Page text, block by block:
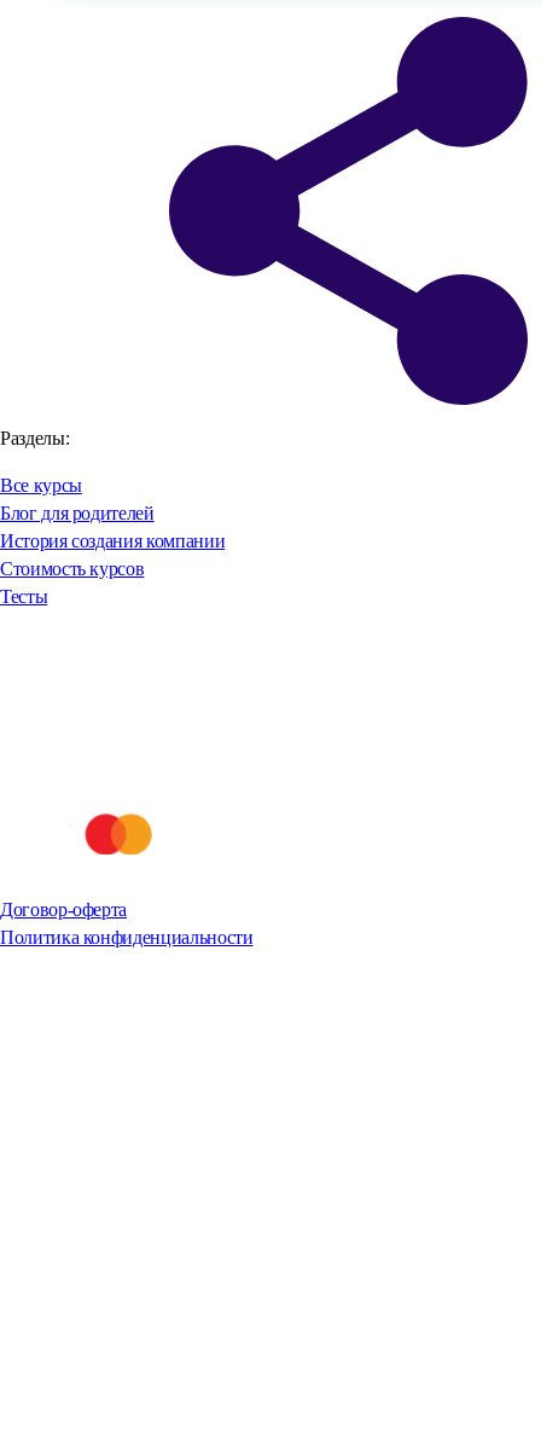
Разделы:
Все курсы
Блог для родителей
История создания компании
Стоимость курсов
Тесты
Договор-оферта
Политика конфиденциальности